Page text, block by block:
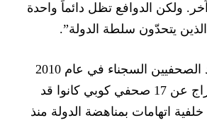
ولكن الدوافع تظل دائماً واحدة
يتحدّون سلطة الدولة”.
تأتي الزيادة في عدد الصحفيين السجناء في عام 2010
على الرغم من الإفراج عن 17 صحفي كوبي كانوا قد
اتهامات بمناهضة الدولة منذ